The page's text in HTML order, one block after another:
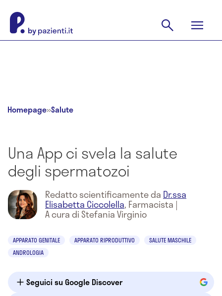
Homepage»Salute
Una App ci svela la salute
degli spermatozoi
Redatto scientificamente da Dr.ssa
Elisabetta Ciccolella, Farmacista |
A cura di Stefania Virginio
APPARATO GENITALE APPARATO RIPRODUTTIVO
SALUTE MASCHILE
ANDROLOGIA
Seguici su Google Discover